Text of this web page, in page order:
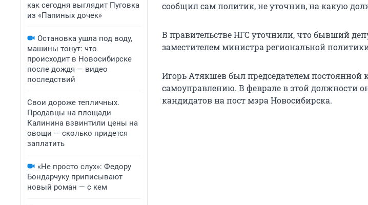
как сегодня выглядит Пуговка
из «Папиных дочек»
Остановка ушла под воду,
машины тонут: что
происходит в Новосибирске
после дождя — видео
последствий
Свои дороже тепличных.
Продавцы на площади
Калинина взвинтили цены на
овощи — сколько придется
заплатить
«Не просто слух»: Федору
Бондарчуку приписывают
новый роман — с кем
сообщил сам политик, не уточнив, на какую
В правительстве НГС уточнили, что бывший
заместителем министра региональной
Игорь Атякшев был председателем постоянной
самоуправлению. В феврале в этой должности
кандидатов на пост мэра Новосибирска.